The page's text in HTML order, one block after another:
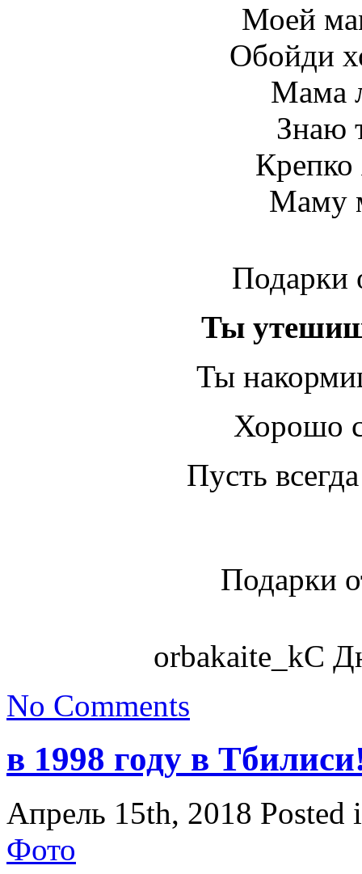
Моей
Обойди
Мама
Знаю
Маму
Подарки
Ты
Ты
Хорошо
Пусть
Подарки
orbakaite_kС
No Comments
в 1998 году в
Апрель 15th, 2018 Posted
Фото